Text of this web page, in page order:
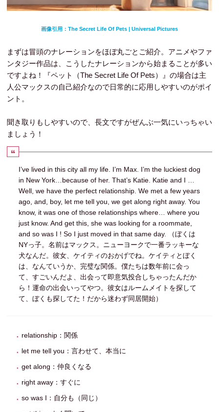
画像引用：The Secret Life Of Pets | Universal Pictures
まずは冒頭のナレーションをほぼ丸ごとご紹介。アニメやファ
ンタジー作品は、こうしたナレーションから始まることが多い
ですよね！『ペット（The Secret Life Of Pets）』の場合は主
人公マックスの自己紹介なので日常的に応用しやすいのがポイ
ント。
聞き取りもしやすいので、長文ですがぜんぶ一気にいっちゃい
ましょう！
I’ve lived in this city all my life. I’m Max. I’m the luckiest dog
in New York…because of her. That’s Katie. Katie and I …
Well, we have the perfect relationship. We met a few years
ago, and, boy, let me tell you, we get along right away. You
know, it was one of those relationships where… where you
just know. And get this, she was looking for a roommate,
and so was I ! So I just moved in that same day. （ぼくは
NYっ子。名前はマックス。ニューヨークで一番ラッキーな
犬なんだ。彼女、ケイティのおかげでね。ケイティとぼく
は、なんていうか、完璧な関係。僕たちは数年前に会っ
て、すごいんだよ、出会って即意気投合しちゃったんだか
ら！運命の出会いってやつ。彼女はルームメイトを探して
て、ぼくも探してた！だから迷わず同居開始）
relationship：関係
let me tell you：言わせて、本当に
get along：仲良くなる
right away：すぐに
so was I：自分も（同じ）